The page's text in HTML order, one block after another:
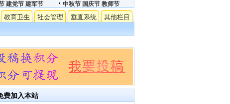
建党节 建军节 中秋节 国庆节 教师节
教育卫生 社会管理 垂直系统 其他栏目
费加入本站